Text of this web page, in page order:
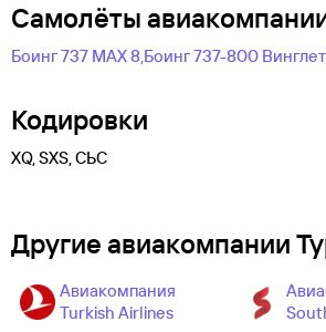
Самолëты
Боинг 737 MAX 8,Боинг 737-800
Кодировки
XQ, SXS, СЬС
Другие авиакомпании
Авиакомпания
Turkish Airlines